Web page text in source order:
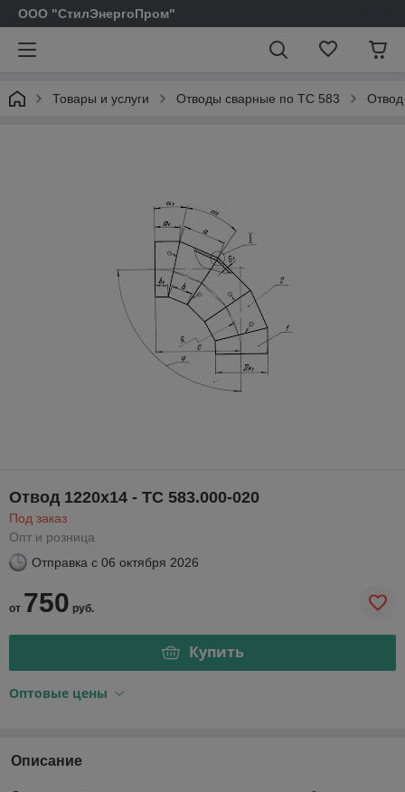
ООО "СтилЭнергоПром"
Товары и услуги Отводы сварные по ТС 583
Отвод 1220х14 - ТС 583.000-020
Под заказ
Опт и розница
Отправка с 06 октября 2026
от 750 руб.
Купить
Оптовые цены
Описание